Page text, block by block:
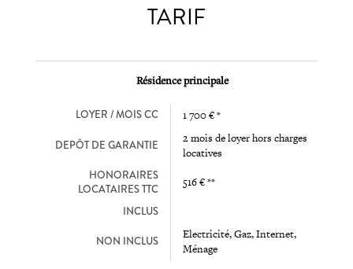
TARIF
Résidence principale
LOYER / MOIS CC 1 700 € *
DEPÔT DE GARANTIE
2 mois de loyer hors charges
locatives
HONORAIRES
LOCATAIRES TTC
516 € **
INCLUS
NON INCLUS
Electricité, Gaz, Internet,
Ménage